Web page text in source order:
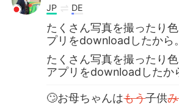
JP DE
たくさん写真を撮ったり
プリをdownloadしたから。
たくさん写真を撮ったり色
アプリをdownloadしたか
🙄お母ちゃんはもう子供